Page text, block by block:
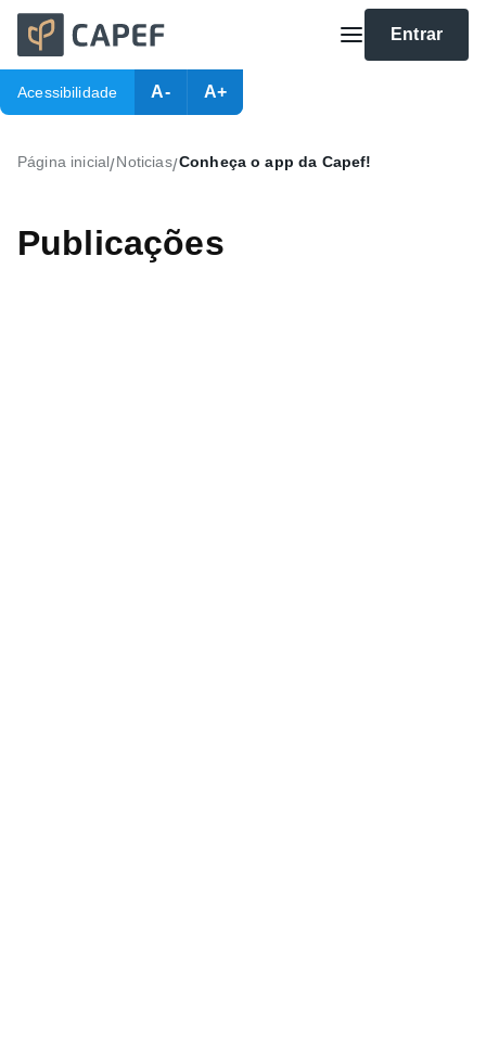
Entrar
Acessibilidade A- A+
Página inicial/Noticias/Conheça o app da Capef!
Publicações